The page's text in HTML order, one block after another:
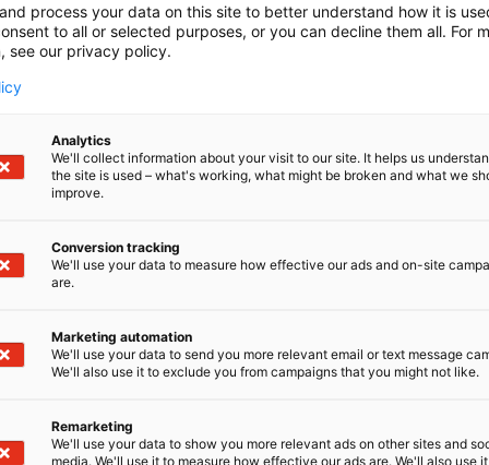
lommo, kiveniskemä, lasin halkeama. Sanat, jotka
ärsytystä siitä asti, kun Karl Benz keksi automobiilin
tarinamme alkaa suomalaisesta
autojen vauriokorjaamiseen, maalaamiseen ja
Tänä päivänä InCar on Suomen johtava
ja toimialan kehityksen edelläkävijä, jossa yli
huippuosaajina yli 60 toimipisteessä ympäri
process your data on this site to better understand how it is
to all or selected purposes, or you can decline them all. For
see our privacy policy.
Analytics
We'll collect information about your visit to our site. It helps us
the site is used – what's working, what might be broken and what we
improve.
Conversion tracking
We'll use your data to measure how effective our ads and on-site
are.
Marketing automation
We'll use your data to send you more relevant email or text message
We'll also use it to exclude you from campaigns that you might not like.
Remarketing
We'll use your data to show you more relevant ads on other sites and
media. We'll use it to measure how effective our ads are. We'll also use